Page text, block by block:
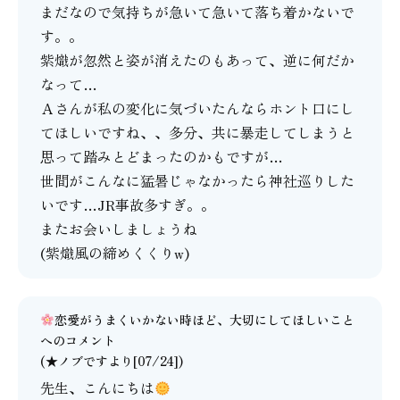
まだなので気持ちが急いて急いて落ち着かないで
す。。
紫熾が忽然と姿が消えたのもあって、逆に何だか
なって…
Ａさんが私の変化に気づいたんならホント口にし
てほしいですね、、多分、共に暴走してしまうと
思って踏みとどまったのかもですが…
世間がこんなに猛暑じゃなかったら神社巡りした
いです…JR事故多すぎ。。
またお会いしましょうね
(紫熾風の締めくくりw)
恋愛がうまくいかない時ほど、大切にしてほしいこと
へのコメント
(★ノブですより[07/24])
先生、こんにちは